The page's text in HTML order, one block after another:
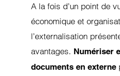
A la fois d’un point de
économique et
l’externalisation
avantages. Numériser
documents en externe